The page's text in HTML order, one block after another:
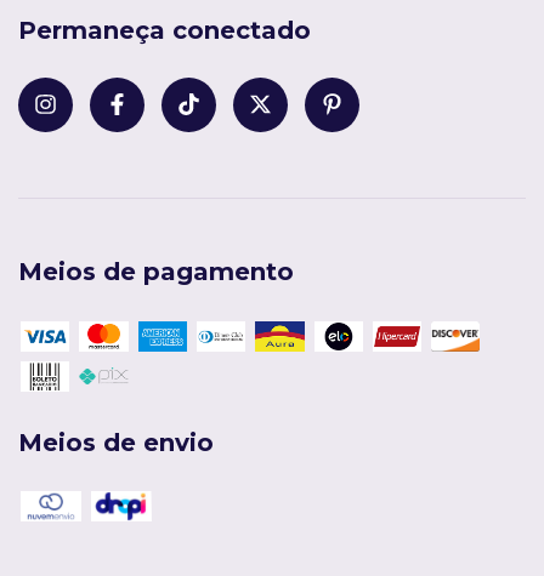
Permaneça conectado
Meios de pagamento
Meios de envio